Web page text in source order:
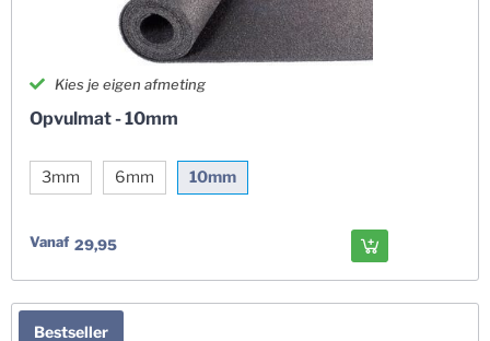
Kies je eigen afmeting
Opvulmat - 10mm
3mm 6mm 10mm
Vanaf 29,95
Bestseller